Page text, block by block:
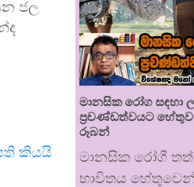
ජල
කියයි
මානසික රෝග සඳහා
ප්‍රචණ්ඩත්වයට
රූබන්
මානසික රෝගී
භාවිතය